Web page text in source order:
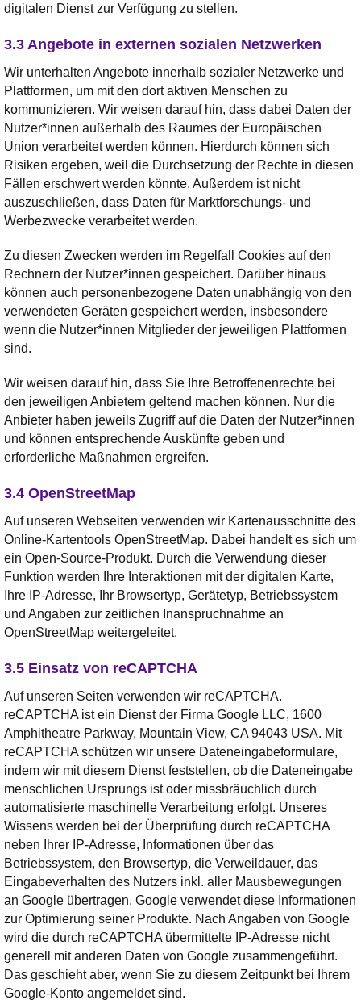
digitalen Dienst zur Verfügung zu stellen.
3.3 Angebote in externen sozialen Netzwerken
Wir unterhalten Angebote innerhalb sozialer Netzwerke und
Plattformen, um mit den dort aktiven Menschen zu
kommunizieren. Wir weisen darauf hin, dass dabei Daten der
Nutzer*innen außerhalb des Raumes der Europäischen
Union verarbeitet werden können. Hierdurch können sich
Risiken ergeben, weil die Durchsetzung der Rechte in diesen
Fällen erschwert werden könnte. Außerdem ist nicht
auszuschließen, dass Daten für Marktforschungs- und
Werbezwecke verarbeitet werden.
Zu diesen Zwecken werden im Regelfall Cookies auf den
Rechnern der Nutzer*innen gespeichert. Darüber hinaus
können auch personenbezogene Daten unabhängig von den
verwendeten Geräten gespeichert werden, insbesondere
wenn die Nutzer*innen Mitglieder der jeweiligen Plattformen
sind.
Wir weisen darauf hin, dass Sie Ihre Betroffenenrechte bei
den jeweiligen Anbietern geltend machen können. Nur die
Anbieter haben jeweils Zugriff auf die Daten der Nutzer*innen
und können entsprechende Auskünfte geben und
erforderliche Maßnahmen ergreifen.
3.4 OpenStreetMap
Auf unseren Webseiten verwenden wir Kartenausschnitte des
Online-Kartentools OpenStreetMap. Dabei handelt es sich um
ein Open-Source-Produkt. Durch die Verwendung dieser
Funktion werden Ihre Interaktionen mit der digitalen Karte,
Ihre IP-Adresse, Ihr Browsertyp, Gerätetyp, Betriebssystem
und Angaben zur zeitlichen Inanspruchnahme an
OpenStreetMap weitergeleitet.
3.5 Einsatz von reCAPTCHA
Auf unseren Seiten verwenden wir reCAPTCHA.
reCAPTCHA ist ein Dienst der Firma Google LLC, 1600
Amphitheatre Parkway, Mountain View, CA 94043 USA. Mit
reCAPTCHA schützen wir unsere Dateneingabeformulare,
indem wir mit diesem Dienst feststellen, ob die Dateneingabe
menschlichen Ursprungs ist oder missbräuchlich durch
automatisierte maschinelle Verarbeitung erfolgt. Unseres
Wissens werden bei der Überprüfung durch reCAPTCHA
neben Ihrer IP-Adresse, Informationen über das
Betriebssystem, den Browsertyp, die Verweildauer, das
Eingabeverhalten des Nutzers inkl. aller Mausbewegungen
an Google übertragen. Google verwendet diese Informationen
zur Optimierung seiner Produkte. Nach Angaben von Google
wird die durch reCAPTCHA übermittelte IP-Adresse nicht
generell mit anderen Daten von Google zusammengeführt.
Das geschieht aber, wenn Sie zu diesem Zeitpunkt bei Ihrem
Google-Konto angemeldet sind.